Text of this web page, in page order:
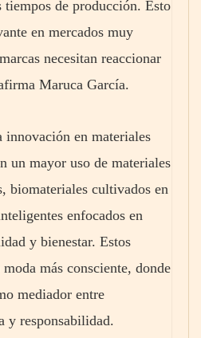
tiempos de producción. Esto
en mercados muy
necesitan reaccionar
Maruca García.
innovación en materiales
un mayor uso de materiales
biomateriales cultivados en
enfocados en
y bienestar. Estos
más consciente, donde
mediador entre
y responsabilidad.